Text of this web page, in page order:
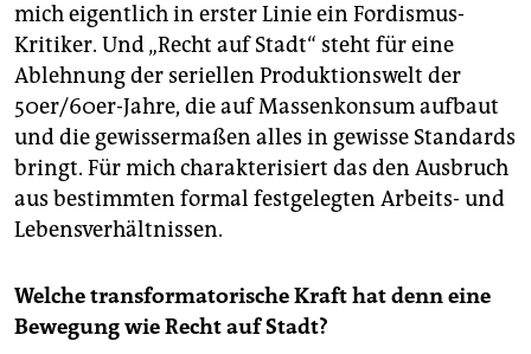
mich eigentlich in erster Linie ein Fordismus-
Kritiker. Und „Recht auf Stadt“ steht für eine
Ablehnung der seriellen Produktionswelt der
50er/60er-Jahre, die auf Massenkonsum aufbaut
und die gewissermaßen alles in gewisse Standards
bringt. Für mich charakterisiert das den Ausbruch
aus bestimmten formal festgelegten Arbeits- und
Lebensverhältnissen.
Welche transformatorische Kraft hat denn eine
Bewegung wie Recht auf Stadt?